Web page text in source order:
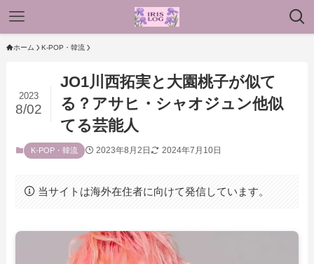
ホーム K-POP・韓流
JO1川西拓実と大園桃子が似て
る？アサヒ・シャオジュン他似
てる芸能人
2023
8/02
K-POP・韓流 2023年8月2日 2024年7月10日
当サイトは海外在住者に向けて発信しています。